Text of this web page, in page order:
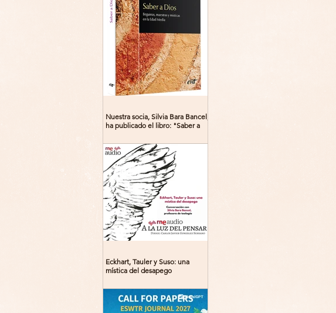
Nuestra socia, Silvia Bara Bancel,
ha publicado el libro: "Saber a
místicas en la Edad Media"
Eckhart, Tauler y Suso: una
mística del desapego